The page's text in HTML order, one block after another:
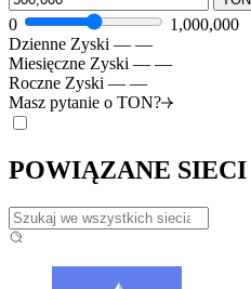
0
1,000,000
Dzienne Zyski — —
Miesięczne Zyski — —
Roczne Zyski — —
Masz pytanie o TON?
POWIĄZANE SIECI